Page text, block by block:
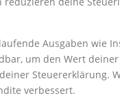
Ausgaben wie
um den Wert
Steuererklärung.
verbessert.